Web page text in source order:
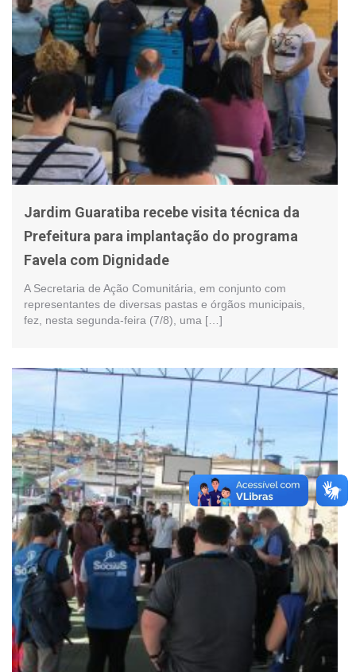
Jardim Guaratiba recebe visita técnica da
Prefeitura para implantação do programa
Favela com Dignidade
A Secretaria de Ação Comunitária, em conjunto com
representantes de diversas pastas e órgãos municipais,
fez, nesta segunda-feira (7/8), uma […]